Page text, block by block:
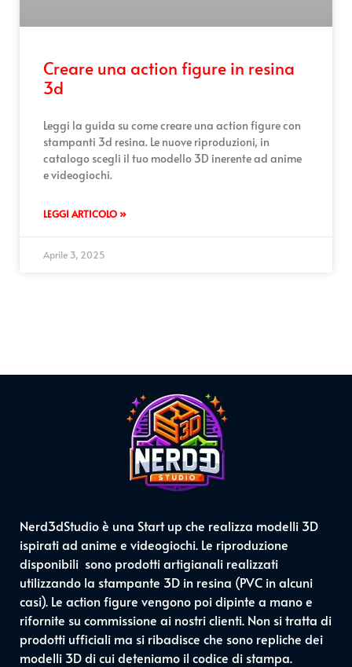
Creare una action figure in resina
3d
Leggi la guida su come creare una action figure con
stampanti 3d resina. Le nuove riproduzioni, in
catalogo scegli il tuo modello 3D inerente ad anime
e videogiochi.
LEGGI ARTICOLO »
Aprile 3, 2025
Nerd3dStudio è una Start up che realizza modelli 3D
ispirati ad anime e videogiochi. Le riproduzione
disponibili sono prodotti artigianali realizzati
utilizzando la stampante 3D in resina (PVC in alcuni
casi). Le action figure vengono poi dipinte a mano e
rifornite su commissione ai nostri clienti. Non si tratta di
prodotti ufficiali ma si ribadisce che sono repliche dei
modelli 3D di cui deteniamo il codice di stampa.